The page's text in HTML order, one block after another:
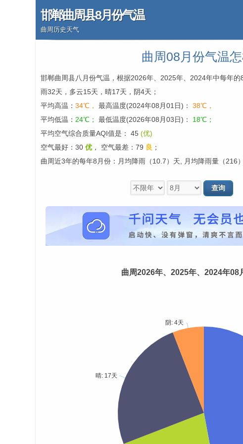
邯郸曲周县8月份气温
曲周历史天气
曲周08月份气温怎
邯郸曲周县八月份气温，根据2026年、2025年、2024年中每年的
雨32天，多云15天，晴17天，阴4天；
平均高温： 34℃， 最高温度(2024年08月01日)： 38℃，
平均低温： 24℃； 最低温度(2026年08月03日)： 18℃；
平均空气综合质量AQI值是： 45 (优)
空气最好：30 优， 空气最差：79 良 ；
曲周近3年的每年8月份：月均降雨（10.7）天, 月均降雨量（216
曲周2026年、2025年、2024年08